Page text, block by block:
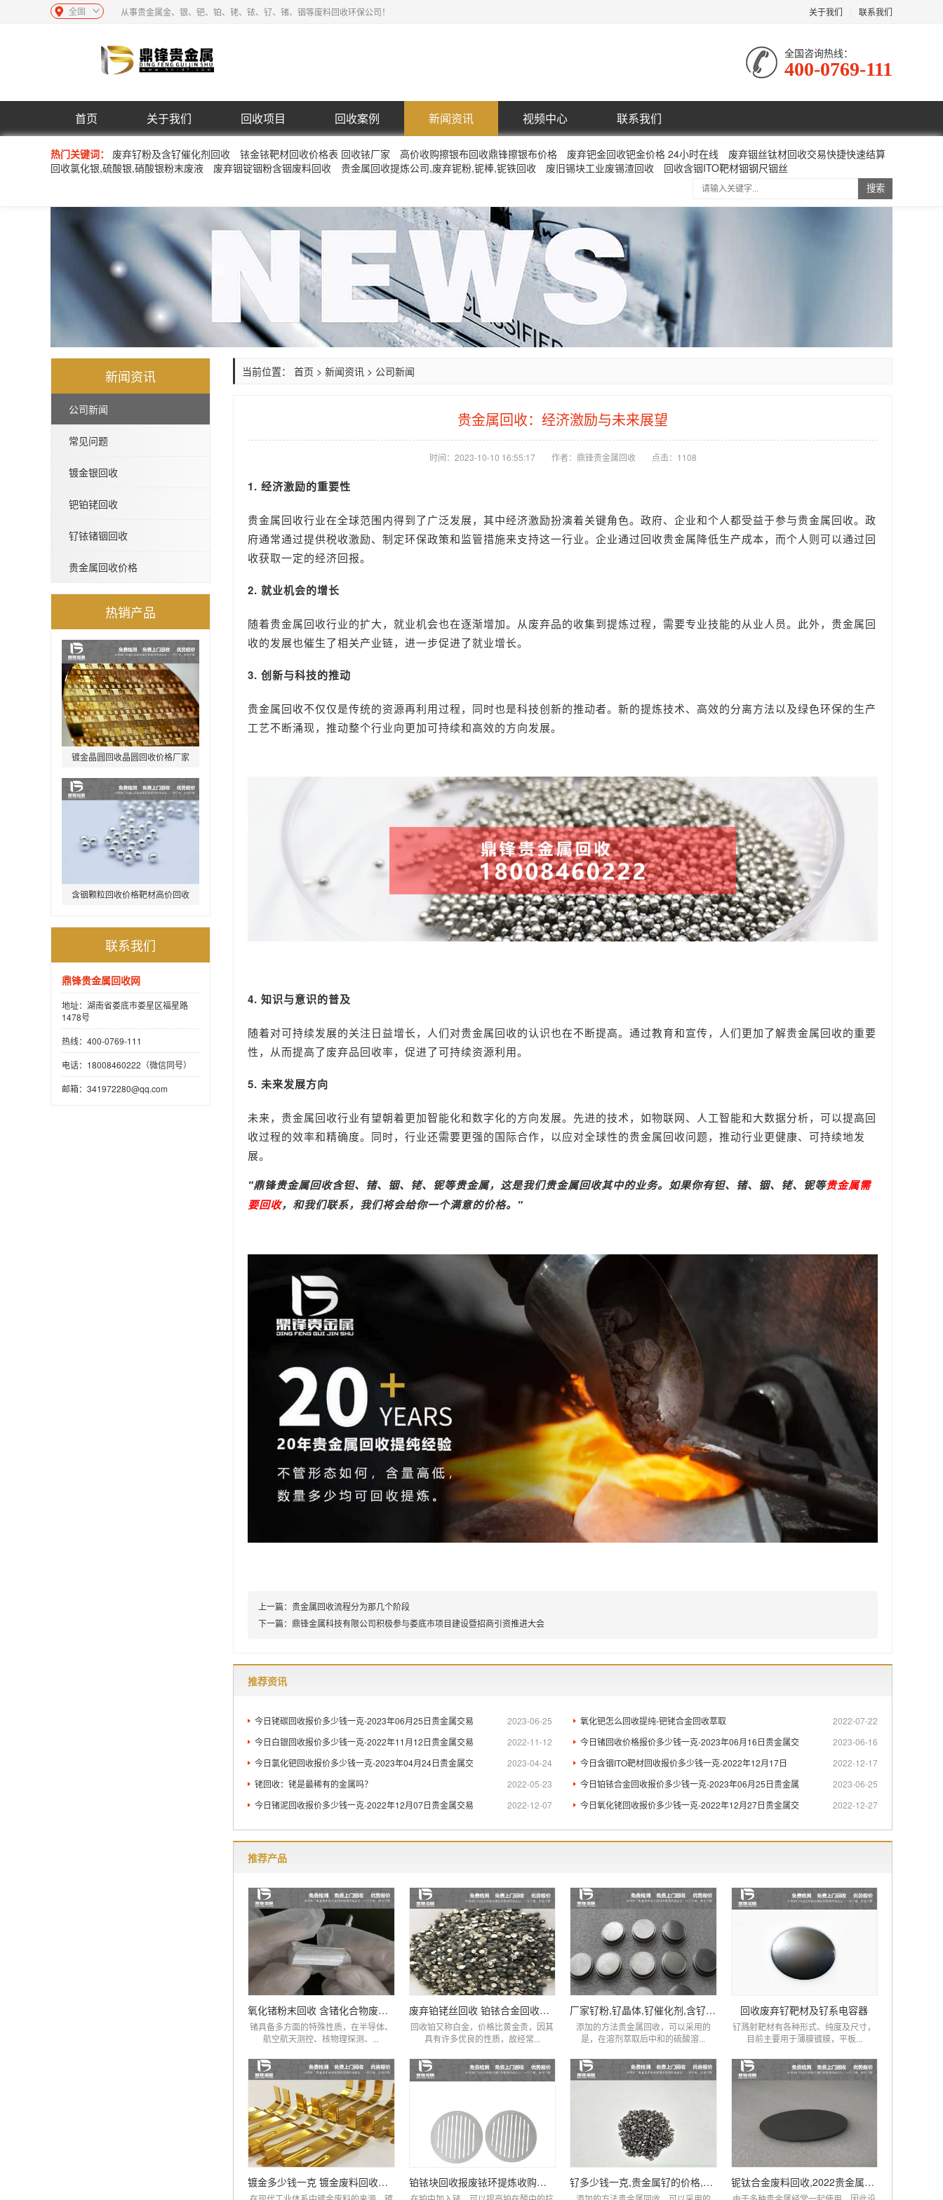
关于我们 联系我们
从事贵金属金、银、钯、铂、铑、铱、钌、锗、铟等废料回收环保公司！
全国
全国咨询热线：
400-0769-111
首页 关于我们 回收项目 回收案例 新闻资讯 视频中心 联系我们
热门关键词： 废弃钌粉及含钌催化剂回收 铱金铱靶材回收价格表 回收铱厂家 高价收购擦银布回收鼎锋擦银布价格 废弃钯金回收钯金价格 24小时在线
废弃铟丝钛材回收交易快捷快速结算
回收氯化银,硫酸银,硝酸银粉末废液
废弃铟锭铟粉含铟废料回收 贵金属回收提炼公司,废弃铌粉,铌棒,铌铁回收 废旧锡块工业废锡渣回收 回收含铟ITO靶材铟钢尺铟丝
搜索
新闻资讯
公司新闻
常见问题
镀金银回收
钯铂铑回收
钌铱锗铟回收
贵金属回收价格
热销产品
镀金晶圆回收晶圆回收价格厂家
直收
含铟颗粒回收价格靶材高价回收
联系我们
鼎锋贵金属回收网
地址：湖南省娄底市娄星区福星路
1478号
热线：400-0769-111
电话：18008460222（微信同号）
邮箱：341972280@qq.com
当前位置： 首页 > 新闻资讯 > 公司新闻
贵金属回收：经济激励与未来展望
时间：2023-10-10 16:55:17 作者：鼎锋贵金属回收 点击： 1108
1. 经济激励的重要性
贵金属回收行业在全球范围内得到了广泛发展，其中经济激励扮演着关键角色。政府、企业和个人都受益于参与贵金属回收。政
府通常通过提供税收激励、制定环保政策和监管措施来支持这一行业。企业通过回收贵金属降低生产成本，而个人则可以通过回
收获取一定的经济回报。
2. 就业机会的增长
随着贵金属回收行业的扩大，就业机会也在逐渐增加。从废弃品的收集到提炼过程，需要专业技能的从业人员。此外，贵金属回
收的发展也催生了相关产业链，进一步促进了就业增长。
3. 创新与科技的推动
贵金属回收不仅仅是传统的资源再利用过程，同时也是科技创新的推动者。新的提炼技术、高效的分离方法以及绿色环保的生产
工艺不断涌现，推动整个行业向更加可持续和高效的方向发展。
4. 知识与意识的普及
随着对可持续发展的关注日益增长，人们对贵金属回收的认识也在不断提高。通过教育和宣传，人们更加了解贵金属回收的重要
性，从而提高了废弃品回收率，促进了可持续资源利用。
5. 未来发展方向
未来，贵金属回收行业有望朝着更加智能化和数字化的方向发展。先进的技术，如物联网、人工智能和大数据分析，可以提高回
收过程的效率和精确度。同时，行业还需要更强的国际合作，以应对全球性的贵金属回收问题，推动行业更健康、可持续地发
展。
"鼎锋贵金属回收含钽、锗、铟、铑、铌等贵金属，这是我们贵金属回收其中的业务。如果你有钽、锗、铟、铑、铌等贵金属需
要回收，和我们联系，我们将会给你一个满意的价格。"
上一篇： 贵金属回收流程分为那几个阶段
下一篇： 鼎锋金属科技有限公司积极参与娄底市项目建设暨招商引资推进大会
推荐资讯
2023-06-25
今日铑碳回收报价多少钱一克-2023年06月25日贵金属交易 2022-07-22
氧化钯怎么回收提纯-钯铑合金回收萃取
2022-11-12
今日白银回收报价多少钱一克-2022年11月12日贵金属交易 2023-06-16
今日锗回收价格报价多少钱一克-2023年06月16日贵金属交
2023-04-24
今日氯化钯回收报价多少钱一克-2023年04月24日贵金属交 2022-12-17
今日含铟ITO靶材回收报价多少钱一克-2022年12月17日
2022-05-23
铑回收：铑是最稀有的金属吗？ 2023-06-25
今日铂铱合金回收报价多少钱一克-2023年06月25日贵金属
2022-12-07
今日锗泥回收报价多少钱一克-2022年12月07日贵金属交易 2022-12-27
今日氧化铑回收报价多少钱一克-2022年12月27日贵金属交
推荐产品
氧化锗粉末回收 含锗化合物废料回收
锗具备多方面的特殊性质，在半导体、
航空航天测控、核物理探测、...
废弃铂铑丝回收 铂铱合金回收贵金属
回收铂又称白金，价格比黄金贵，因其
具有许多优良的性质，故经常...
厂家钌粉,钌晶体,钌催化剂,含钌废料废液回收
添加的方法贵金属回收，可以采用的
是，在溶剂萃取后中和的硫酸溶...
回收废弃钌靶材及钌系电容器
钌溅射靶材有各种形式、纯度及尺寸，
目前主要用于薄膜镀膜，平板...
镀金多少钱一克 镀金废料回收厂家 铂铱块回收报废铱环提炼收购价格 钌多少钱一克,贵金属钌的价格,钌单晶体回收 铌钛合金废料回收,2022贵金属铌市场价格查询